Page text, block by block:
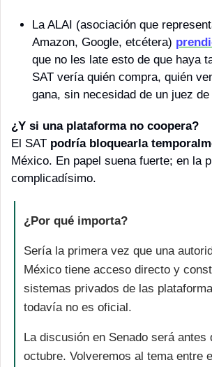
La ALAI (asociación que
Amazon, Google, etcétera)
que no les late esto de que haya
SAT vería quién compra, quién
gana, sin necesidad de un juez
¿Y si una plataforma no coopera?
El SAT podría bloquearla
México. En papel suena fuerte; en la
complicadísimo.
¿Por qué importa?
Sería la primera vez que una
México tiene acceso directo y
sistemas privados de las
todavía no es oficial.
La discusión en Senado será antes
octubre. Volveremos al tema entre